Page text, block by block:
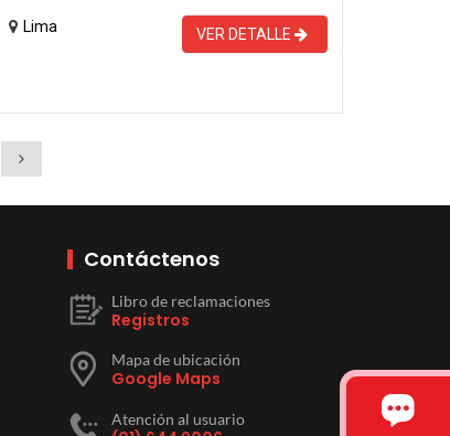
Lima VER DETALLE
Contáctenos
Libro de reclamaciones
Registros
Mapa de ubicación
Google Maps
Atención al usuario